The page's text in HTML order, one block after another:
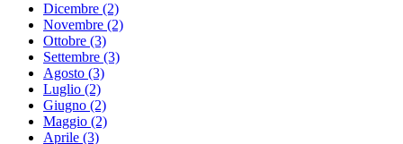
Dicembre (2)
Novembre (2)
Ottobre (3)
Settembre (3)
Agosto (3)
Luglio (2)
Giugno (2)
Maggio (2)
Aprile (3)